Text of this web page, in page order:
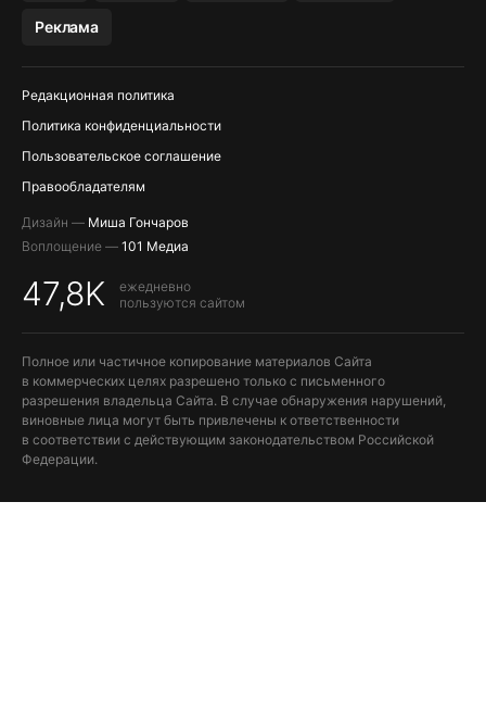
Реклама
Редакционная политика
Политика конфиденциальности
Пользовательское соглашение
Правообладателям
Дизайн — Миша Гончаров
Воплощение — 101 Медиа
47,8K
ежедневно
пользуются сайтом
Полное или частичное копирование материалов Сайта
в коммерческих целях разрешено только с письменного
разрешения владельца Сайта. В случае обнаружения нарушений,
виновные лица могут быть привлечены к ответственности
в соответствии с действующим законодательством Российской
Федерации.